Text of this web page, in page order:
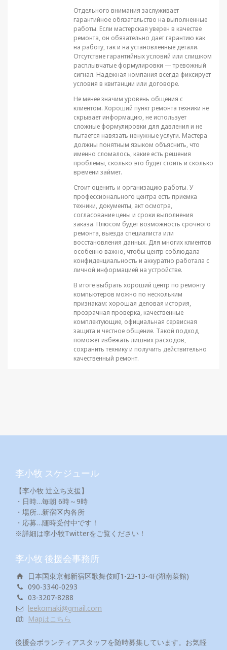
Отдельного внимания заслуживает
гарантийное обязательство на выполненные
работы. Если мастерская уверен в качестве
ремонта, он обязательно дает гарантию как
на работу, так и на установленные детали.
Отсутствие гарантийных условий или слишком
расплывчатые формулировки — тревожный
сигнал. Надежная компания всегда фиксирует
условия в квитанции или договоре.
Не менее значим уровень общения с
клиентом. Хороший пункт ремонта техники не
скрывает информацию, не использует
сложные формулировки для давления и не
пытается навязать ненужные услуги. Мастера
должны понятным языком объяснить, что
именно сломалось, какие есть решения
проблемы, сколько это будет стоить и сколько
времени займет.
Стоит оценить и организацию работы. У
профессионального центра есть приемка
техники, документы, акт осмотра,
согласование цены и сроки выполнения
заказа. Плюсом будет возможность срочного
ремонта, выезда специалиста или
восстановления данных. Для многих клиентов
особенно важно, чтобы центр соблюдала
конфиденциальность и аккуратно работала с
личной информацией на устройстве.
В итоге выбрать хороший центр по ремонту
компьютеров можно по нескольким
признакам: хорошая деловая история,
прозрачная проверка, качественные
комплектующие, официальная сервисная
защита и честное общение. Такой подход
поможет избежать лишних расходов,
сохранить технику и получить действительно
качественный ремонт.
李小牧 スケジュール
【李小牧 辻立ち支援】
・日時…毎朝 6時～9時
・場所…新宿区内各所
・応募…随時受付中です！
※詳細は李小牧Twitterをご覧ください！
李小牧 後援会事務所
日本国東京都新宿区歌舞伎町1-23-13-4F(湖南菜館)
090-3340-0293
03-3207-8288
leekomaki@gmail.com
Mapはこちら
後援会ボランティアスタッフを随時募集しています。お気軽